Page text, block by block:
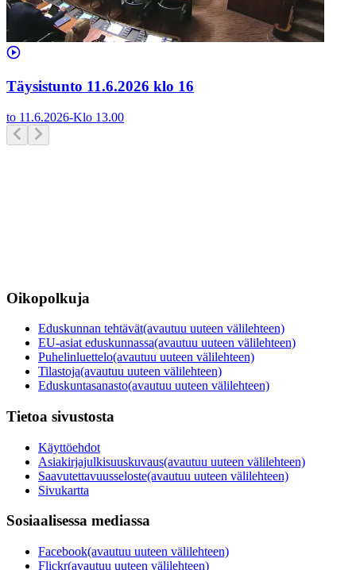
Täysistunto 11.6.2026 klo 16
to 11.6.2026-Klo 13.00
Oikopolkuja
Eduskunnan tehtävät(avautuu uuteen välilehteen)
EU-asiat eduskunnassa(avautuu uuteen välilehteen)
Puhelinluettelo(avautuu uuteen välilehteen)
Tilastoja(avautuu uuteen välilehteen)
Eduskuntasanasto(avautuu uuteen välilehteen)
Tietoa sivustosta
Käyttöehdot
Asiakirjajulkisuuskuvaus(avautuu uuteen välilehteen)
Saavutettavuusseloste(avautuu uuteen välilehteen)
Sivukartta
Sosiaalisessa mediassa
Facebook(avautuu uuteen välilehteen)
Flickr(avautuu uuteen välilehteen)